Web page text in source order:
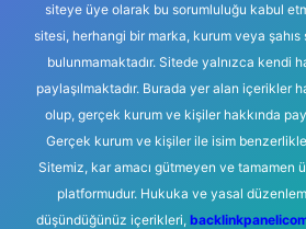
siteye üye olarak bu sorumluluğu kabul
sitesi, herhangi bir marka, kurum veya şahıs
bulunmamaktadır. Sitede yalnızca kendi
paylaşılmaktadır. Burada yer alan içerikler
olup, gerçek kurum ve kişiler hakkında
Gerçek kurum ve kişiler ile isim
Sitemiz, kar amacı gütmeyen ve tamamen
platformudur. Hukuka ve yasal
düşündüğünüz içerikleri,